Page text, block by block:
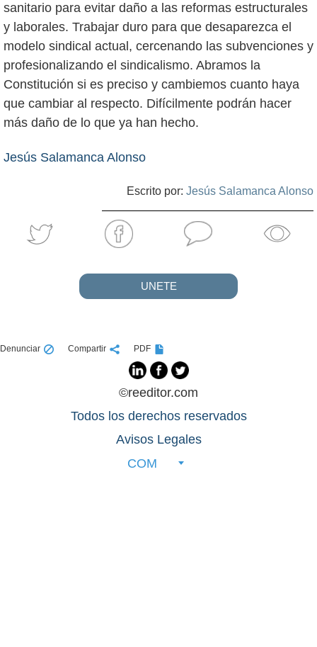
sanitario para evitar daño a las reformas estructurales
y laborales. Trabajar duro para que desaparezca el
modelo sindical actual, cercenando las subvenciones y
profesionalizando el sindicalismo. Abramos la
Constitución si es preciso y cambiemos cuanto haya
que cambiar al respecto. Difícilmente podrán hacer
más daño de lo que ya han hecho.
Jesús Salamanca Alonso
Escrito por: Jesús Salamanca Alonso
UNETE
Denunciar Compartir PDF
©reeditor.com
Todos los derechos reservados
Avisos Legales